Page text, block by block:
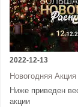
2022-12-13
Новогодняя
Ниже приведен
акции